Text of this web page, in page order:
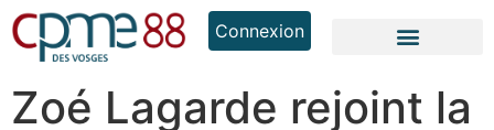
Connexion
Zoé Lagarde rejoint la